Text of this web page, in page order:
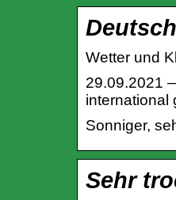
Wetter und
29.09.2021
international
Sonniger,
Sehr